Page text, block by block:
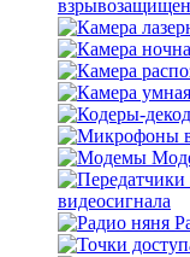
видеосигнала